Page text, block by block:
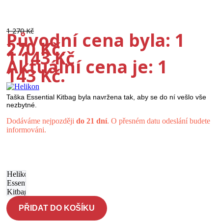
1 270Kč
Původní cena byla: 1
270 Kč.
1 143Kč
Aktuální cena je: 1
143 Kč.
Taška Essential Kitbag byla navržena tak, aby se do ní vešlo vše
nezbytné.
Dodáváme nejpozději do 21 dní. O přesném datu odeslání budete
informováni.
Helikon
Essential
Kitbag -
hnědá-
coyote
množství
PŘIDAT DO KOŠÍKU